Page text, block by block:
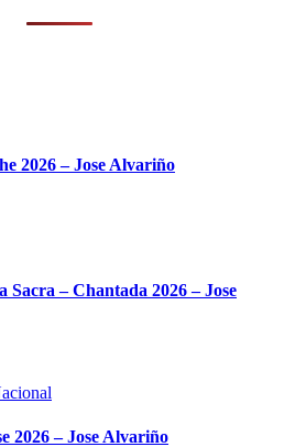
2026 – Jose Alvariño
Sacra – Chantada 2026 – Jose
2026 – Jose Alvariño